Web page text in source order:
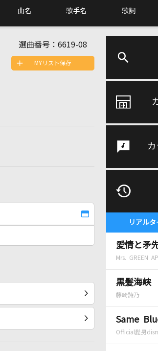
曲名 歌手名 歌詞
リアル
愛情と矛
Mrs. GREEN
黒髪海峡
藤崎詩乃
Same
Official髭男
選曲番号： 6619-08
MYリスト保存